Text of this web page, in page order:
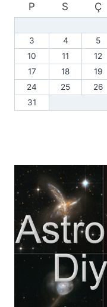
P
S Ç
3
4 5
10
11 12
17
18 19
24
25 26
31